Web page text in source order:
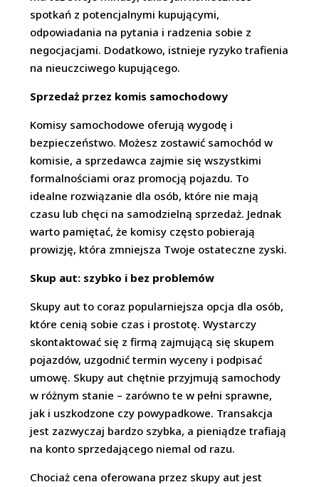
spotkań z potencjalnymi kupującymi,
odpowiadania na pytania i radzenia sobie z
negocjacjami. Dodatkowo, istnieje ryzyko trafienia
na nieuczciwego kupującego.
Sprzedaż przez komis samochodowy
Komisy samochodowe oferują wygodę i
bezpieczeństwo. Możesz zostawić samochód w
komisie, a sprzedawca zajmie się wszystkimi
formalnościami oraz promocją pojazdu. To
idealne rozwiązanie dla osób, które nie mają
czasu lub chęci na samodzielną sprzedaż. Jednak
warto pamiętać, że komisy często pobierają
prowizję, która zmniejsza Twoje ostateczne zyski.
Skup aut: szybko i bez problemów
Skupy aut to coraz popularniejsza opcja dla osób,
które cenią sobie czas i prostotę. Wystarczy
skontaktować się z firmą zajmującą się skupem
pojazdów, uzgodnić termin wyceny i podpisać
umowę. Skupy aut chętnie przyjmują samochody
w różnym stanie – zarówno te w pełni sprawne,
jak i uszkodzone czy powypadkowe. Transakcja
jest zazwyczaj bardzo szybka, a pieniądze trafiają
na konto sprzedającego niemal od razu.
Chociaż cena oferowana przez skupy aut jest